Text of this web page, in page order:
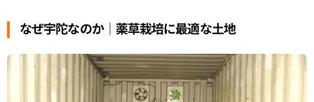
なぜ宇陀なのか｜薬草栽培に最適な土地